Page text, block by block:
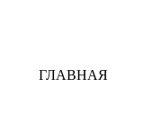
ГЛАВНАЯ